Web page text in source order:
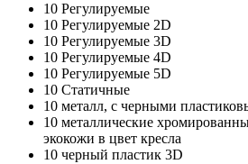
10 Регулируемые
10 Регулируемые 2D
10 Регулируемые 3D
10 Регулируемые 4D
10 Регулируемые 5D
10 Статичные
10 металл, с черными
10 металлические
экокожи в цвет кресла
10 черный пластик 3D